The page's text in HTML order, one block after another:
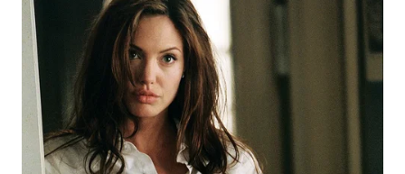
PURWAKARTA
WN
PRIANGAN
TIMUR